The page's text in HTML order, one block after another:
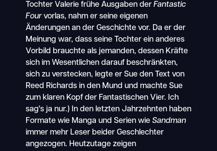
Tochter Valerie frühe Ausgaben der Fantastic
Fourvorlas, nahm er seine eigenen
Änderungen an der Geschichte vor. Da er der
Meinung war, dass seine Tochter ein anderes
Vorbild brauchte als jemanden, dessen Kräfte
sich im Wesentlichen darauf beschränkten,
sich zu verstecken, legte er Sue den Text von
Reed Richards in den Mund und machte Sue
zum klaren Kopf der Fantastischen Vier. Ich
sag's ja nur.) In den letzten Jahrzehnten haben
Formate wie Manga und Serien wie Sandman
immer mehr Leser beider Geschlechter
angezogen. Heutzutage zeigen